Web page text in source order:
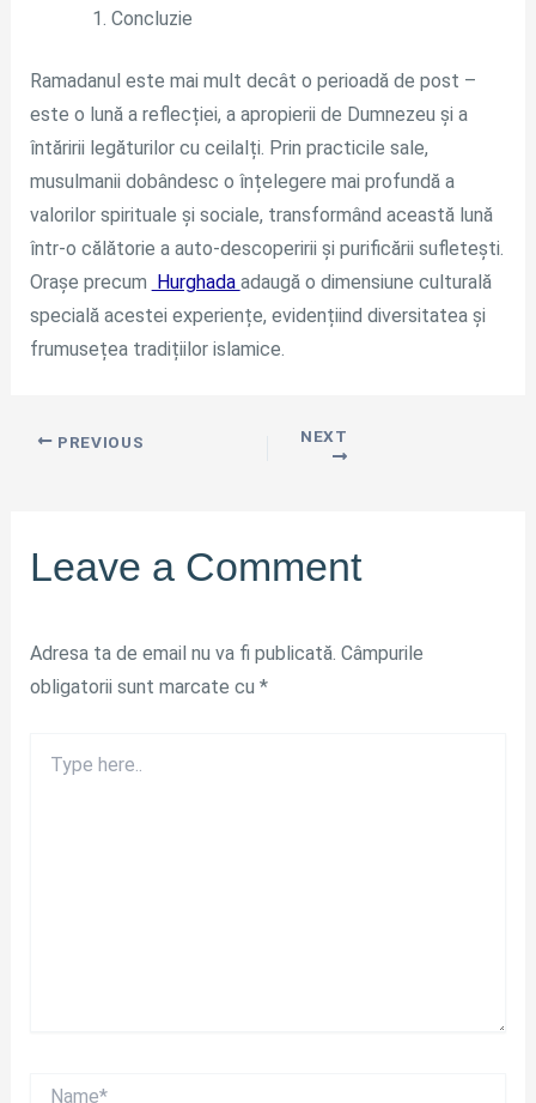
Concluzie
Ramadanul este mai mult decât o perioadă de post –
este o lună a reflecției, a apropierii de Dumnezeu și a
întăririi legăturilor cu ceilalți. Prin practicile sale,
musulmanii dobândesc o înțelegere mai profundă a
valorilor spirituale și sociale, transformând această lună
într-o călătorie a auto-descoperirii și purificării sufletești.
Orașe precum
Hurghada adaugă o dimensiune culturală
specială acestei experiențe, evidențiind diversitatea și
frumusețea tradițiilor islamice.
PREVIOUS NEXT
Leave a Comment
Adresa ta de email nu va fi publicată. Câmpurile
obligatorii sunt marcate cu *
here..